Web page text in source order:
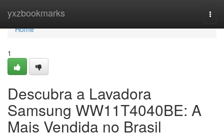
yxzbookmarks
Home
Home
1
Descubra a Lavadora
Samsung WW11T4040BE: A
Mais Vendida no Brasil